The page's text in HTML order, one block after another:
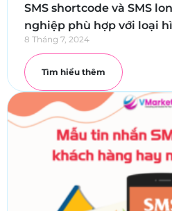
SMS shortcode và SMS
nghiệp phù hợp với loại
8 Tháng 7, 2024
Tìm hiểu thêm